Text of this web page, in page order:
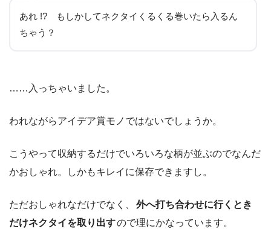
あれ !? もしかしてネクタイくるくる巻いたら入るん
ちゃう？
……入っちゃいました。
われながらアイデア賞モノではないでしょうか。
こうやって収納するだけでいろいろな柄が並ぶのでなんだ
かおしゃれ。しかもキレイに保存できますし。
ただおしゃれなだけでなく、
外へ打ち合わせに行くとき
だけネクタイを取り出すので理にかなっています。